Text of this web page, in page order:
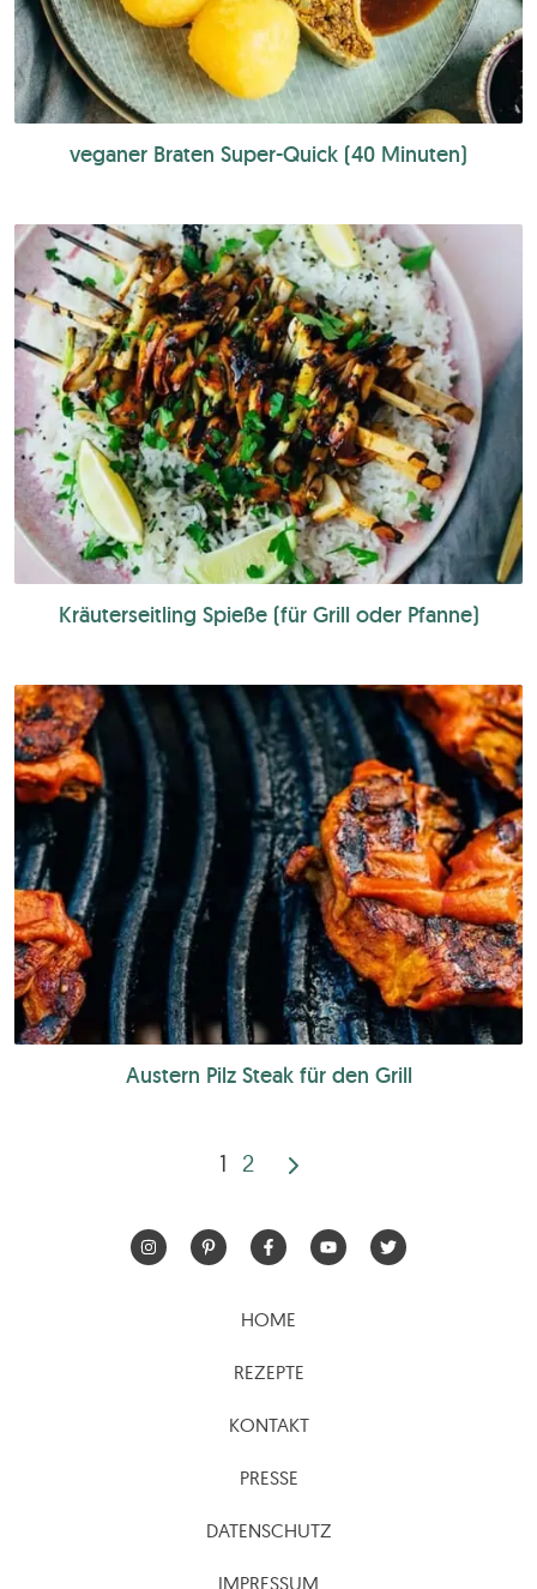
veganer Braten Super-Quick (40 Minuten)
Kräuterseitling Spieße (für Grill oder Pfanne)
Austern Pilz Steak für den Grill
Beiträge
1 2
HOME
REZEPTE
KONTAKT
PRESSE
DATENSCHUTZ
IMPRESSUM